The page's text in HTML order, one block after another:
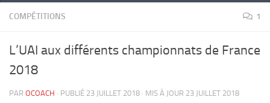
COMPÉTITIONS 1
L’UAI aux différents championnats de France
2018
PAR OCOACH · PUBLIÉ 23 JUILLET 2018 · MIS À JOUR 23 JUILLET 2018